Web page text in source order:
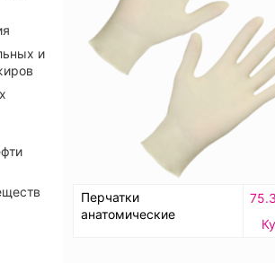
и
Перчатки
анатомические